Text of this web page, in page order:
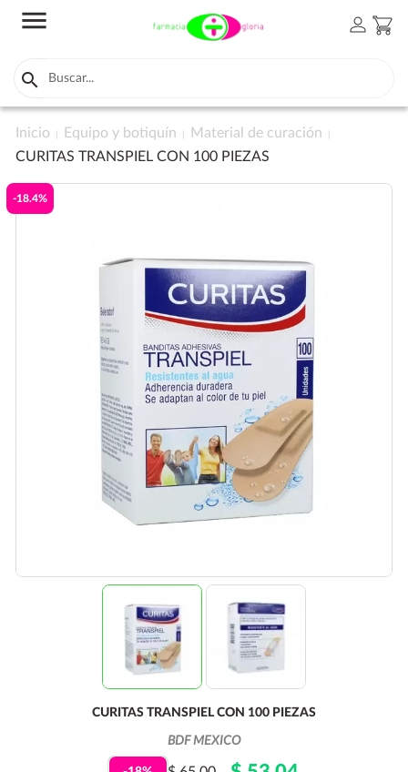
menu person shopping_cart

Inicio Equipo y botiquín
Material de curación
CURITAS TRANSPIEL CON 100 PIEZAS
-18.4%
CURITAS TRANSPIEL CON 100 PIEZAS
BDF MEXICO